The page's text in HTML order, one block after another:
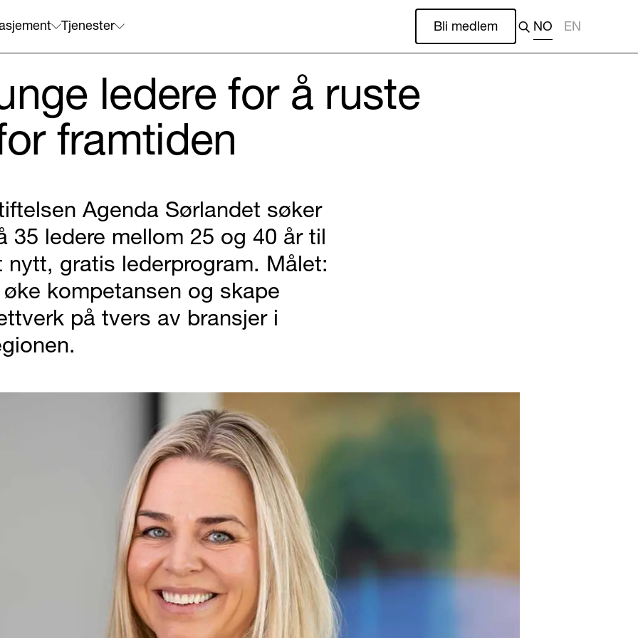
Tjenester Bli medlem NO EN
ledere for å ruste
framtiden
Agenda Sørlandet søker
35 ledere mellom 25 og 40 år til
nytt, gratis lederprogram. Målet:
kompetansen og skape
på tvers av bransjer i